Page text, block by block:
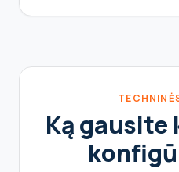
Ką gausite